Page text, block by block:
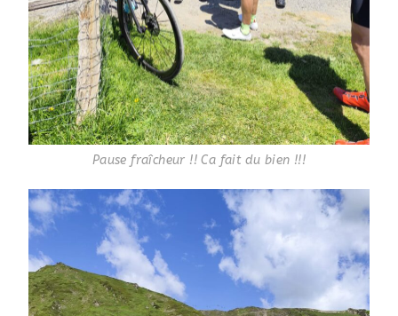
Pause fraîcheur !! Ca fait du bien !!!